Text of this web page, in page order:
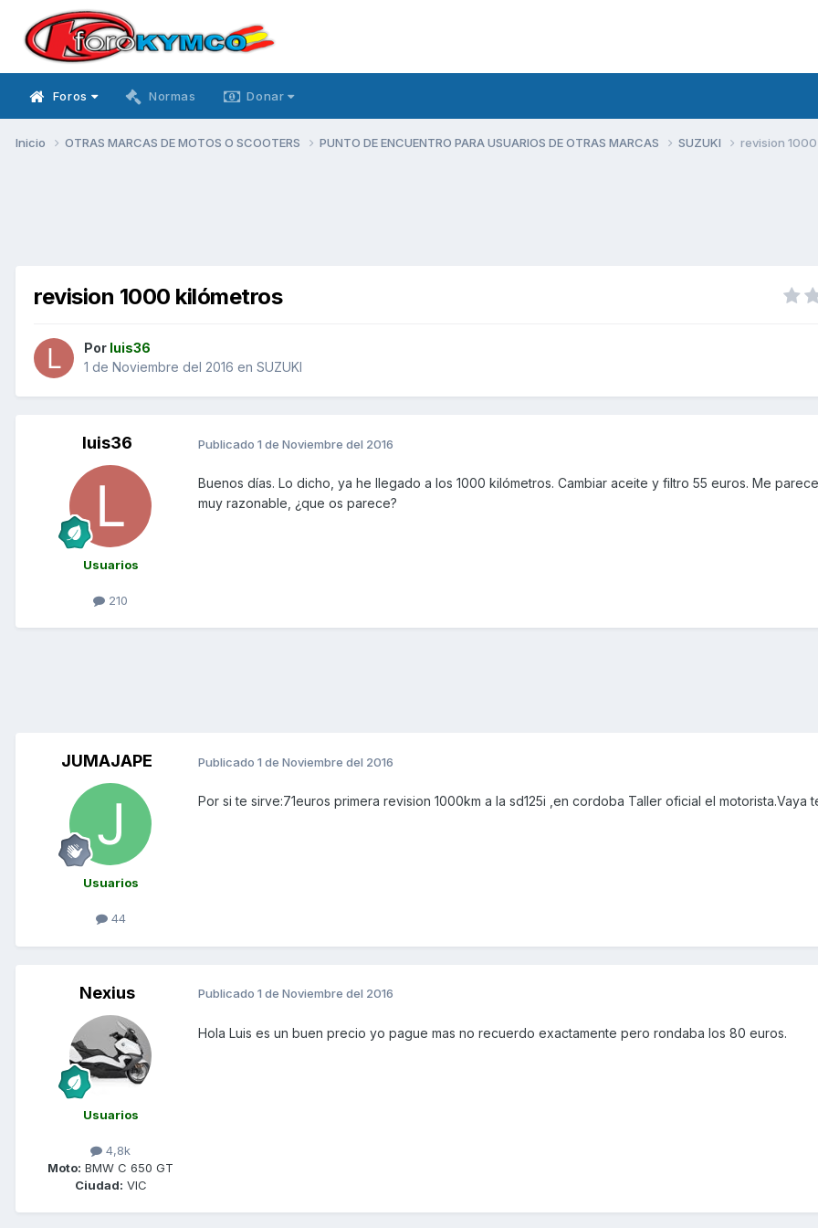
Foros Normas Donar
Inicio OTRAS MARCAS DE MOTOS O SCOOTERS PUNTO DE ENCUENTRO PARA USUARIOS DE OTRAS MARCAS SUZUKI revision
revision 1000 kilómetros
Por luis36
1 de Noviembre del 2016 en SUZUKI
luis36
Usuarios
210
Publicado 1 de Noviembre del 2016
Buenos días. Lo dicho, ya he llegado a los 1000 kilómetros. Cambiar aceite y filtro 55 euros. Me
muy razonable, ¿que os parece?
JUMAJAPE
Usuarios
44
Publicado 1 de Noviembre del 2016
Por si te sirve:71euros primera revision 1000km a la sd125i ,en cordoba Taller oficial el motorista.Vaya
Nexius
Usuarios
4,8k
Moto: BMW C 650 GT
Ciudad: VIC
Publicado 1 de Noviembre del 2016
Hola Luis es un buen precio yo pague mas no recuerdo exactamente pero rondaba los 80 euros.